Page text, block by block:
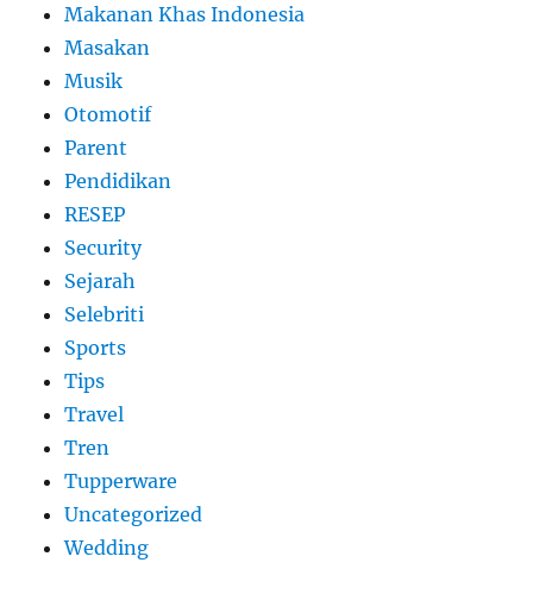
Makanan Khas Indonesia
Masakan
Musik
Otomotif
Parent
Pendidikan
RESEP
Security
Sejarah
Selebriti
Sports
Tips
Travel
Tren
Tupperware
Uncategorized
Wedding